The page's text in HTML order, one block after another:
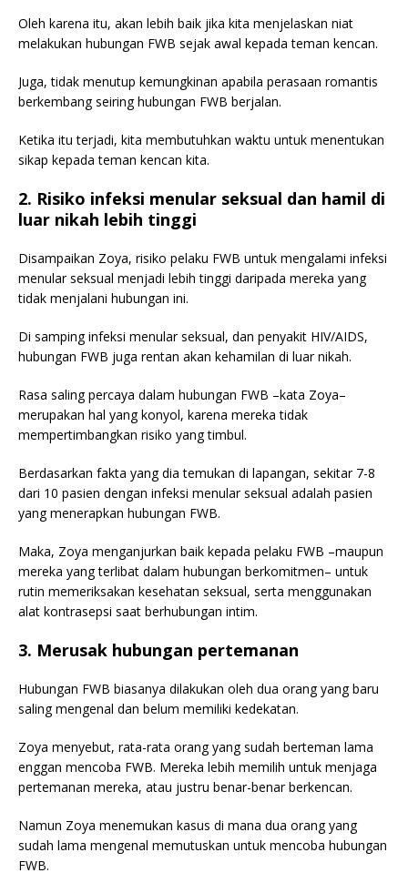
Oleh karena itu, akan lebih baik jika kita menjelaskan niat
melakukan hubungan FWB sejak awal kepada teman kencan.
Juga, tidak menutup kemungkinan apabila perasaan romantis
berkembang seiring hubungan FWB berjalan.
Ketika itu terjadi, kita membutuhkan waktu untuk menentukan
sikap kepada teman kencan kita.
2. Risiko infeksi menular seksual dan hamil di
luar nikah lebih tinggi
Disampaikan Zoya, risiko pelaku FWB untuk mengalami infeksi
menular seksual menjadi lebih tinggi daripada mereka yang
tidak menjalani hubungan ini.
Di samping infeksi menular seksual, dan penyakit HIV/AIDS,
hubungan FWB juga rentan akan kehamilan di luar nikah.
Rasa saling percaya dalam hubungan FWB –kata Zoya–
merupakan hal yang konyol, karena mereka tidak
mempertimbangkan risiko yang timbul.
Berdasarkan fakta yang dia temukan di lapangan, sekitar 7-8
dari 10 pasien dengan infeksi menular seksual adalah pasien
yang menerapkan hubungan FWB.
Maka, Zoya menganjurkan baik kepada pelaku FWB –maupun
mereka yang terlibat dalam hubungan berkomitmen– untuk
rutin memeriksakan kesehatan seksual, serta menggunakan
alat kontrasepsi saat berhubungan intim.
3. Merusak hubungan pertemanan
Hubungan FWB biasanya dilakukan oleh dua orang yang baru
saling mengenal dan belum memiliki kedekatan.
Zoya menyebut, rata-rata orang yang sudah berteman lama
enggan mencoba FWB. Mereka lebih memilih untuk menjaga
pertemanan mereka, atau justru benar-benar berkencan.
Namun Zoya menemukan kasus di mana dua orang yang
sudah lama mengenal memutuskan untuk mencoba hubungan
FWB.